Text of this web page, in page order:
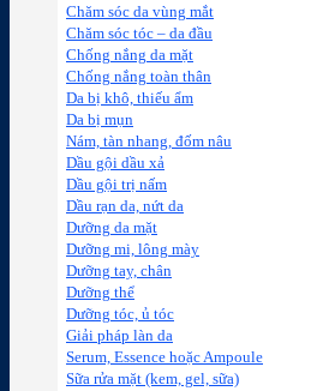
Chăm sóc da vùng mắt
Chăm sóc tóc – da đầu
Chống nắng da mặt
Chống nắng toàn thân
Da bị khô, thiếu ẩm
Da bị mụn
Nám, tàn nhang, đốm nâu
Dầu gội dầu xả
Dầu gội trị nấm
Dầu rạn da, nứt da
Dưỡng da mặt
Dưỡng mi, lông mày
Dưỡng tay, chân
Dưỡng thể
Dưỡng tóc, ủ tóc
Giải pháp làn da
Serum, Essence hoặc Ampoule
Sữa rửa mặt (kem, gel, sữa)